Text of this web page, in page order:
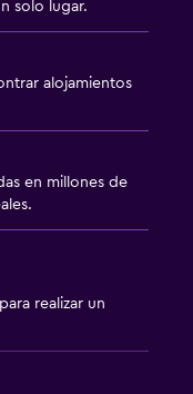
solo lugar.
alojamientos
en millones de
para realizar un